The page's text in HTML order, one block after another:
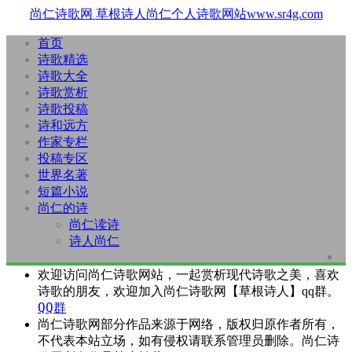
尚仁诗歌网 草根诗人尚仁个人诗歌网站www.sr4g.com
首页
诗歌精选
诗歌大全
诗歌赏析
诗歌投稿
诗和远方
作家专栏
投稿专区
世界名著
短篇小说
尚仁的诗
尚仁读诗
诗人尚仁
欢迎访问尚仁诗歌网站，一起赏析现代诗歌之美，喜欢
诗歌的朋友，欢迎加入尚仁诗歌网【草根诗人】qq群。
QQ群
尚仁诗歌网部分作品来源于网络，版权归原作者所有，
不代表本站立场，如有侵权请联系管理员删除。尚仁诗